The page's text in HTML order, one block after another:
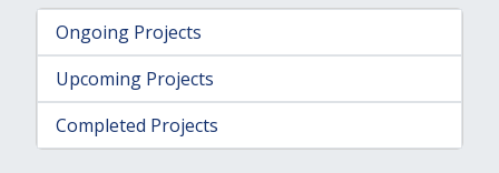
Ongoing Projects
Upcoming Projects
Completed Projects